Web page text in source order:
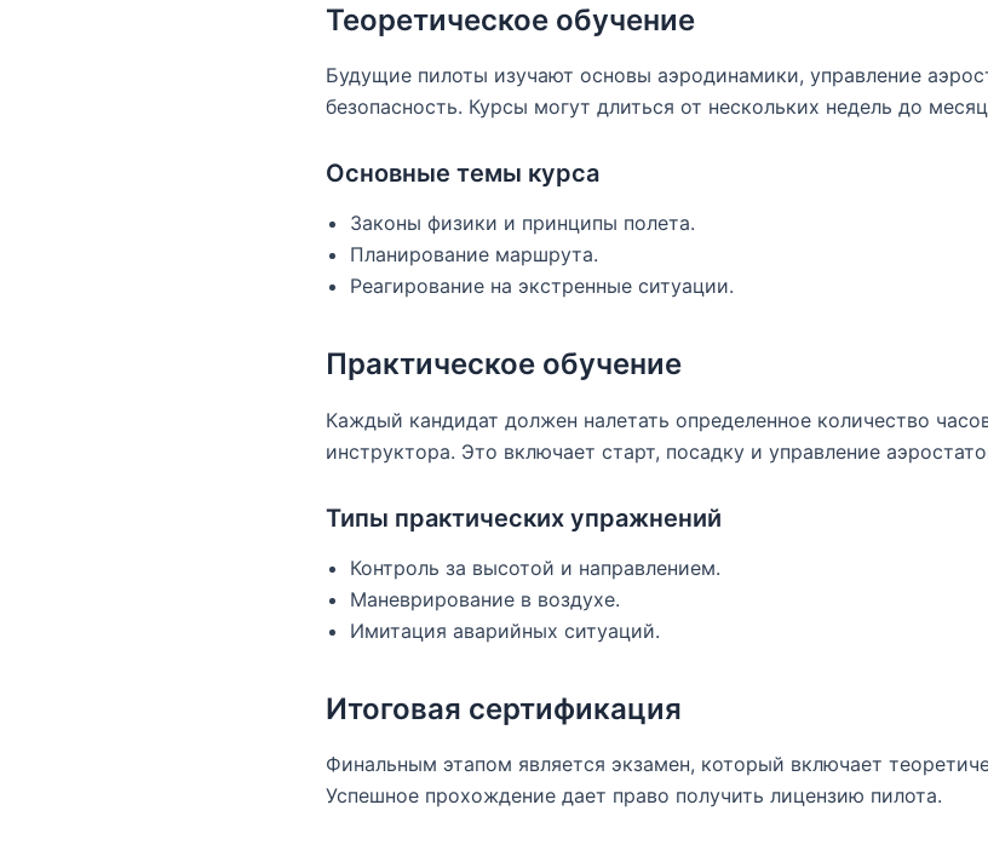
Теоретическое обучение
Будущие пилоты изучают основы аэродинамики, управление
безопасность. Курсы могут длиться от нескольких недель до
Основные темы курса
Законы физики и принципы полета.
Планирование маршрута.
Реагирование на экстренные ситуации.
Практическое обучение
Каждый кандидат должен налетать определенное количество
инструктора. Это включает старт, посадку и управление
Типы практических упражнений
Контроль за высотой и направлением.
Маневрирование в воздухе.
Имитация аварийных ситуаций.
Итоговая сертификация
Финальным этапом является экзамен, который включает
Успешное прохождение дает право получить лицензию пилота.